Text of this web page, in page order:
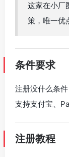
这家在小厂
策，唯一优
条件要求
注册没什么条
支持支付宝、
注册教程